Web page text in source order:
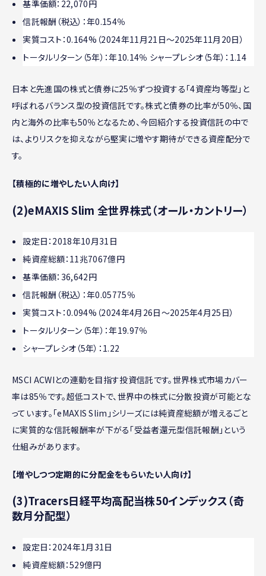
基準価額：22,070円
信託報酬（税込）：年0.154％
実質コスト：0.164%（2024年11月21日～2025年11月20日）
トータルリターン（5年）：年10.14％ シャープレシオ（5年）：1.14
日本と先進国の株式と債券に25％ずつ投資する「4資産均等型」と
呼ばれるバランス型の投資信託です。株式と債券の比率が50％、国
内と海外の比率も50％となるため、今回紹介する投資信託の中で
は、よりリスクを抑えながら堅実に増やす期待ができる資産配分で
す。
【積極的に増やしたい人向け】
(2)eMAXIS Slim 全世界株式（オール・カントリー）
設定日：2018年10月31日
純資産総額：11兆7067億円
基準価額：36,642円
信託報酬（税込）：年0.05775％
実質コスト：0.094%（2024年4月26日～2025年4月25日）
トータルリターン（5年）：年19.97％
シャープレシオ（5年）：1.22
MSCI ACWIとの連動を目指す投資信託です。世界株式市場カバー
率は85％です。超低コストで、世界中の株式に分散投資が可能とな
っています。「eMAXIS Slim」シリーズには純資産総額が増えるごと
に実質的な信託報酬率が下がる「受益者還元型信託報酬」という
仕組みがあります。
【増やしつつ定期的に分配金をもらいたい人向け】
(3)Tracers日経平均高配当株50インデックス（奇
数月分配型）
設定日：2024年1月31日
純資産総額：529億円